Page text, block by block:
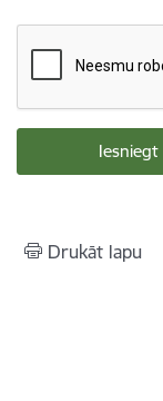
Drukāt lapu